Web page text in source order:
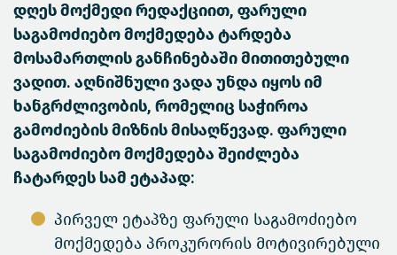
დღეს მოქმედი რედაქციით, ფარული
საგამოძიებო მოქმედება ტარდება
მოსამართლის განჩინებაში მითითებული
ვადით. აღნიშნული ვადა უნდა იყოს იმ
ხანგრძლივობის, რომელიც საჭიროა
გამოძიების მიზნის მისაღწევად. ფარული
საგამოძიებო მოქმედება შეიძლება
ჩატარდეს სამ ეტაპად:
პირველ ეტაპზე ფარული საგამოძიებო
მოქმედება პროკურორის მოტივირებული